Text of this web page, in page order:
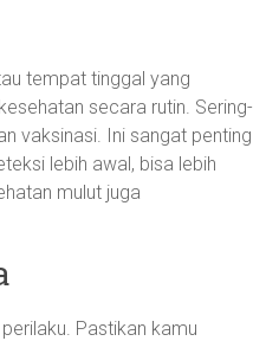
tempat tinggal yang
secara rutin. Sering-
vaksinasi. Ini sangat penting
lebih awal, bisa lebih
mulut juga
Pastikan kamu